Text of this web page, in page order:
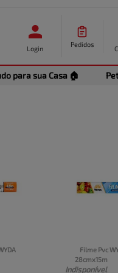
Login
Pedidos
para sua Casa 🏠
Filme Pvc
28cmx15m
Indisponível